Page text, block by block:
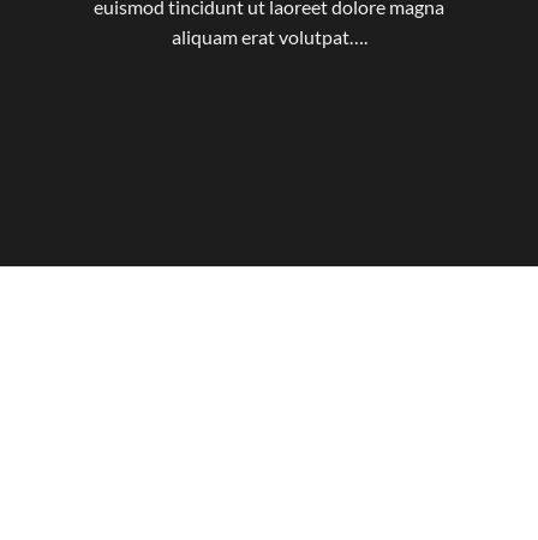
euismod tincidunt ut laoreet dolore magna
aliquam erat volutpat….